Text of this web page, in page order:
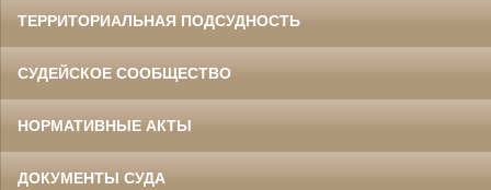
ТЕРРИТОРИАЛЬНАЯ ПОДСУДНОСТЬ
СУДЕЙСКОЕ СООБЩЕСТВО
НОРМАТИВНЫЕ АКТЫ
ДОКУМЕНТЫ СУДА